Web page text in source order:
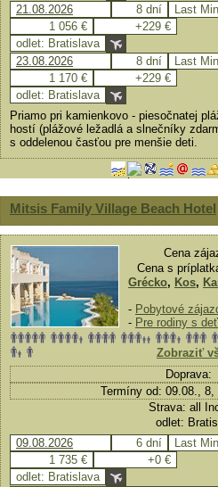
21.08.2026
8 dní
Last
1 056 €
+229 €
odlet: Bratislava
23.08.2026
8 dní
Last
1 170 €
+229 €
odlet: Bratislava
Priamo pri kamienkovo - piesočnatej
hostí (plážové ležadlá a slnečníky
s oddelenou časťou pre menšie deti.
Mitsis Family Village Beach Hotel
Cena
Cena s
Grécko, Kos,
- Pobytové
- Pre rodiny s
Zobraziť
Doprava:
Termíny od: 09.08.,
Strava: all
odlet:
09.08.2026
6 dní
Last
1 735 €
+0 €
odlet: Bratislava